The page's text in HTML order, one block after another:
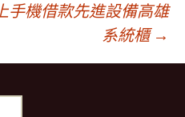
手機借款先進設備高雄
系統櫃 →